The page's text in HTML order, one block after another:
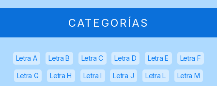
CATEGORÍAS
Letra A Letra B Letra C Letra D Letra E Letra F
Letra G Letra H Letra I Letra J Letra L Letra M